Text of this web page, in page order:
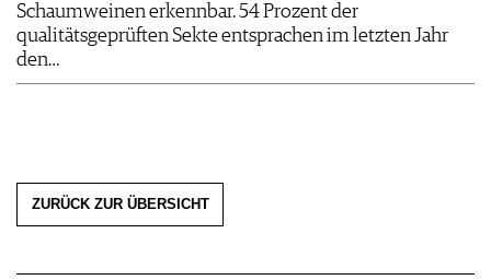
Schaumweinen erkennbar. 54 Prozent der
qualitätsgeprüften Sekte entsprachen im letzten Jahr
den…
ZURÜCK ZUR ÜBERSICHT